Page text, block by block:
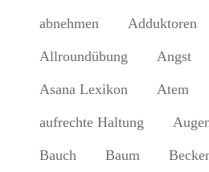
abnehmen Adduktoren
Allroundübung Angst
Asana Lexikon Atem
aufrechte Haltung
Bauch Baum